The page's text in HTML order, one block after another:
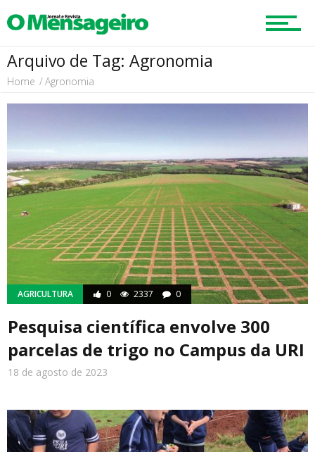
Região
Esportes
Cultura
Turismo
Cidade
Meio Ambiente
Arquivo de Tag: Agronomia
Home Agronomia
AGRICULTURA 0 2337 0
Pesquisa científica envolve 300
parcelas de trigo no Campus da URI
18 de agosto de 2023